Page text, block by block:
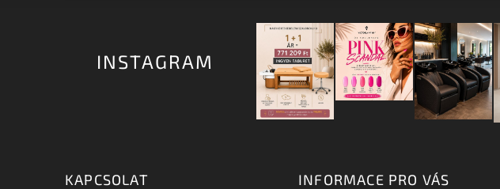
INSTAGRAM
KAPCSOLAT INFORMACE PRO VÁS